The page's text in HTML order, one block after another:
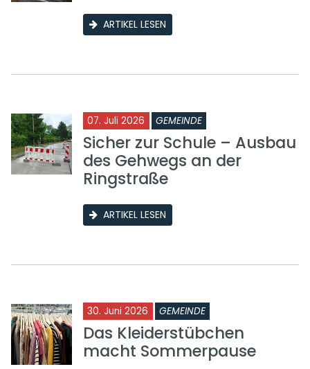
ARTIKEL LESEN
07. Juli 2026 GEMEINDE
Sicher zur Schule – Ausbau
des Gehwegs an der
Ringstraße
ARTIKEL LESEN
30. Juni 2026 GEMEINDE
Das Kleiderstübchen
macht Sommerpause